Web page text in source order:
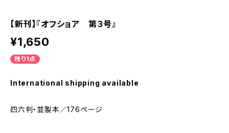
【新刊】『オフショア 第３号』
¥1,650
残り1点
International shipping available
四六判・並製本／176ページ